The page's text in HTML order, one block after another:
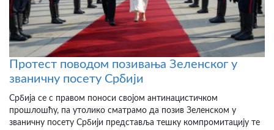
Протест поводом позивања Зеленског у
званичну посету Србији
Србија се с правом поноси својом антинацистичком
прошлошћу, па утолико сматрамо да позив Зеленском у
званичну посету Србији представља тешку компромитацију те